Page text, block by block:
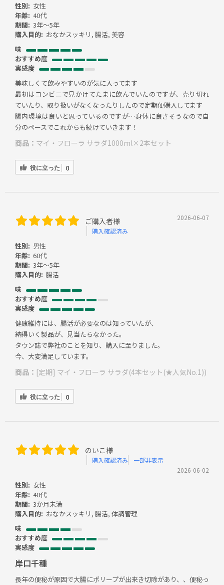
性別: 女性
年齢: 40代
期間: 3年～5年
購入目的: おなかスッキリ, 腸活, 美容
味
おすすめ度
実感度
美味しくて飲みやすいのが気に入ってます
最初はコンビニで見かけてたまに飲んでいたのですが、売り切れ
ていたり、取り扱いがなくなったりしたので定期便購入してます
腸内環境は良いと思っているのですが…身体に良さそうなので自
分のペースでこれからも続けていきます！
商品： マイ・フローラ サラダ1000ml×2本セット
役に立った 0
ご購入者様
購入確認済み
2026-06-07
性別: 男性
年齢: 60代
期間: 3年～5年
購入目的: 腸活
味
おすすめ度
実感度
健康維持には、腸活が必要なのは知っていたが、
納得いく製品が、見当たらなかった。
タウン誌で弊社のことを知り、購入に至りました。
今、大変満足しています。
商品： [定期] マイ・フローラ サラダ(4本セット(★人気No.1))
役に立った 0
のいこ様
購入確認済み
一部非表示
2026-06-02
性別: 女性
年齢: 40代
期間: 3か月未満
購入目的: おなかスッキリ, 腸活, 体調管理
味
おすすめ度
実感度
岸口千種
長年の便秘が原因で大腸にポリープが出来き切除があり、、便秘っ